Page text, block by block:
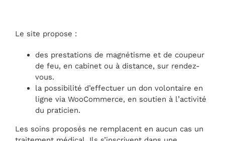
Le site propose :
des prestations de magnétisme et de coupeur
de feu, en cabinet ou à distance, sur rendez-
vous.
la possibilité d’effectuer un don volontaire en
ligne via WooCommerce, en soutien à l’activité
du praticien.
Les soins proposés ne remplacent en aucun cas un